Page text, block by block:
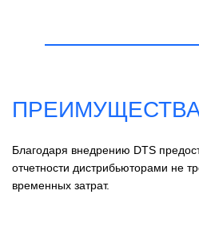
Благодаря внедрению DTS
отчетности дистрибьюторами не
временных затрат.